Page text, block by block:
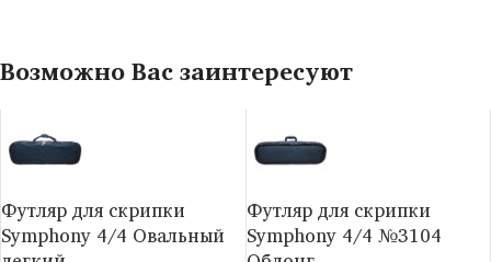
Возможно Вас заинтересуют
Футляр для скрипки
Symphony 4/4 Овальный
Футляр для скрипки
Symphony 4/4 №3104